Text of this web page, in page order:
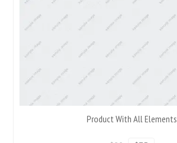
Product With All Elements